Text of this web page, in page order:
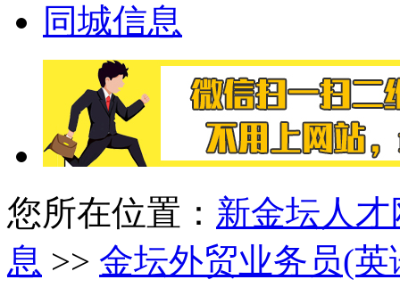
同城信息
您所在位置： 新金坛人才
息 >> 金坛外贸业务员(